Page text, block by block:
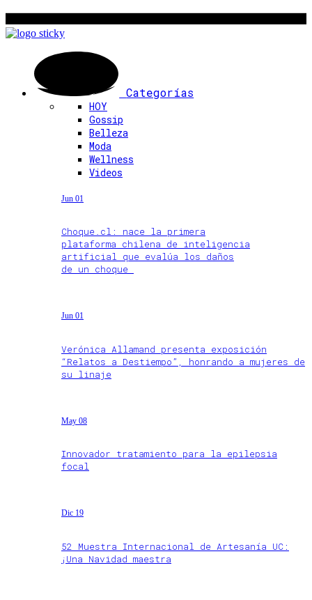
Categorías
HOY
Gossip
Belleza
Moda
Wellness
Videos
Jun 01
Choque.cl: nace la primera
plataforma chilena de inteligencia
artificial que evalúa los daños
de un choque
Jun 01
Verónica Allamand presenta exposición
“Relatos a Destiempo”, honrando a mujeres de
su linaje
May 08
Innovador tratamiento para la epilepsia
focal
Dic 19
52 Muestra Internacional de Artesanía UC:
¡Una Navidad maestra